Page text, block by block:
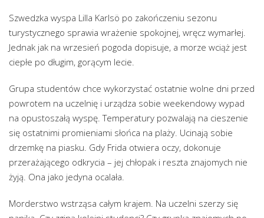
Szwedzka wyspa Lilla Karlsö po zakończeniu sezonu
turystycznego sprawia wrażenie spokojnej, wręcz wymarłej.
Jednak jak na wrzesień pogoda dopisuje, a morze wciąż jest
ciepłe po długim, gorącym lecie.
Grupa studentów chce wykorzystać ostatnie wolne dni przed
powrotem na uczelnię i urządza sobie weekendowy wypad
na opustoszałą wyspę. Temperatury pozwalają na cieszenie
się ostatnimi promieniami słońca na plaży. Ucinają sobie
drzemkę na piasku. Gdy Frida otwiera oczy, dokonuje
przerażającego odkrycia – jej chłopak i reszta znajomych nie
żyją. Ona jako jedyna ocalała.
Morderstwo wstrząsa całym krajem. Na uczelni szerzy się